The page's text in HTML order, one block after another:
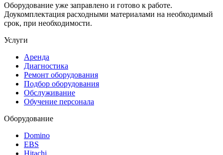
Оборудование уже заправлено и готово к работе.
Доукомплектация расходными материалами на необходимый
срок, при необходимости.
Услуги
Аренда
Диагностика
Ремонт оборудования
Подбор оборудования
Обслуживание
Обучение персонала
Оборудование
Domino
EBS
Hitachi